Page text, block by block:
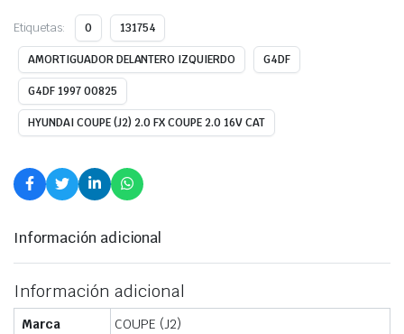
Etiquetas: 0 131754
AMORTIGUADOR DELANTERO IZQUIERDO G4DF
G4DF 1997 00825
HYUNDAI COUPE (J2) 2.0 FX COUPE 2.0 16V CAT
Información adicional
Información adicional
Marca
COUPE (J2)